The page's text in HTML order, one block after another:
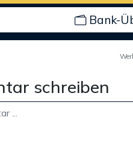
Bank-
schreiben